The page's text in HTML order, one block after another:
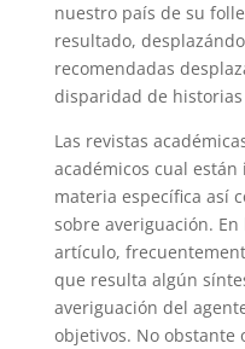
nuestro país de su
resultado,
recomendadas
disparidad de
Las revistas
académicos cual
materia específica así­
sobre averiguación.
artículo,
que resulta algún
averiguación del
objetivos. No obstante